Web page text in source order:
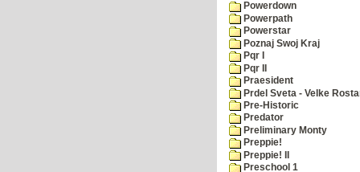
Powerdown
Powerpath
Powerstar
Poznaj Swoj Kraj
Pqr I
Pqr II
Praesident
Prdel Sveta - Velke
Pre-Historic
Predator
Preliminary Monty
Preppie!
Preppie! II
Preschool 1